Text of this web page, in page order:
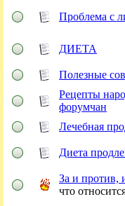
Проблема с
ДИЕТА
Полезные
Рецепты
форумчан
Лечебная
Диета
За и против,
что